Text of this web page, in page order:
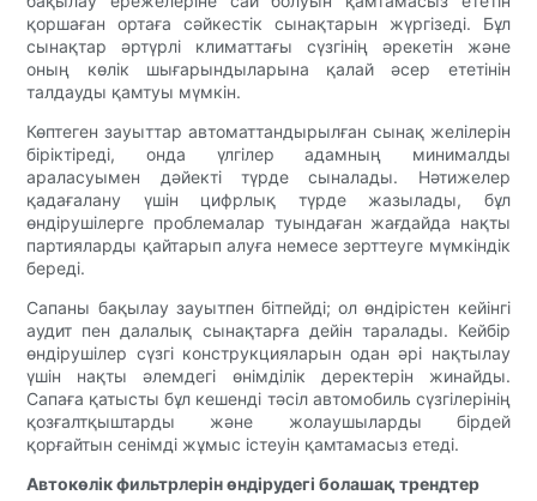
қоршаған ортаға сәйкестік сынақтарын жүргізеді. Бұл
сынақтар әртүрлі климаттағы сүзгінің әрекетін және
оның көлік шығарындыларына қалай әсер ететінін
талдауды қамтуы мүмкін.
Көптеген зауыттар автоматтандырылған сынақ желілерін
біріктіреді, онда үлгілер адамның минималды
араласуымен дәйекті түрде сыналады. Нәтижелер
қадағалану үшін цифрлық түрде жазылады, бұл
өндірушілерге проблемалар туындаған жағдайда нақты
партияларды қайтарып алуға немесе зерттеуге мүмкіндік
береді.
Сапаны бақылау зауытпен бітпейді; ол өндірістен кейінгі
аудит пен далалық сынақтарға дейін таралады. Кейбір
өндірушілер сүзгі конструкцияларын одан әрі нақтылау
үшін нақты әлемдегі өнімділік деректерін жинайды.
Сапаға қатысты бұл кешенді тәсіл автомобиль сүзгілерінің
қозғалтқыштарды және жолаушыларды бірдей
қорғайтын сенімді жұмыс істеуін қамтамасыз етеді.
Автокөлік фильтрлерін өндірудегі болашақ трендтер